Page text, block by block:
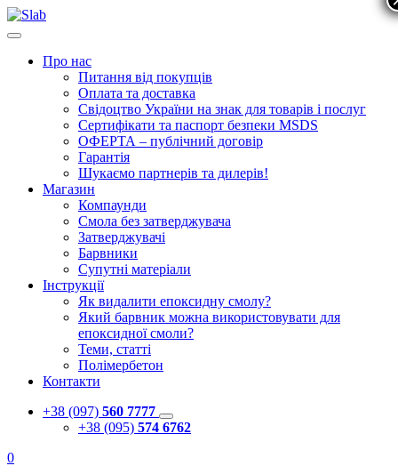
Про нас
Питання від покупців
Оплата та доставка
Свiдоцтво України на знак для товарiв i послуг
Сертифікати та паспорт безпеки MSDS
ОФЕРТА – публічний договір
Гарантія
Шукаємо партнерів та дилерів!
Магазин
Компаунди
Смола без затверджувача
Затверджувачі
Барвники
Супутні матеріали
Інструкції
Як видалити епоксидну смолу?
Який барвник можна використовувати для
епоксидної смоли?
Теми, статті
Полімербетон
Контакти
+38 (097) 560 7777
+38 (095) 574 6762
0